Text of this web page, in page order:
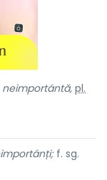
neimportántă, pl.
f. sg.